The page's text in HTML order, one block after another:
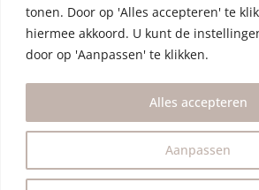
tonen. Door op 'Alles accepteren' te
hiermee akkoord. U kunt de
door op 'Aanpassen' te klikken.
Aanpassen
Alles accepteren